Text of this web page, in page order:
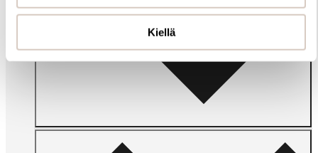
Kiellä